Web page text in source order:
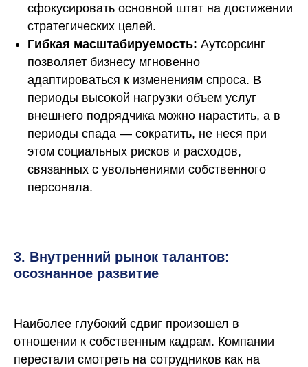
сфокусировать основной штат на достижении
стратегических целей.
Гибкая масштабируемость: Аутсорсинг
позволяет бизнесу мгновенно
адаптироваться к изменениям спроса. В
периоды высокой нагрузки объем услуг
внешнего подрядчика можно нарастить, а в
периоды спада — сократить, не неся при
этом социальных рисков и расходов,
связанных с увольнениями собственного
персонала.
3. Внутренний рынок талантов:
осознанное развитие
Наиболее глубокий сдвиг произошел в
отношении к собственным кадрам. Компании
перестали смотреть на сотрудников как на